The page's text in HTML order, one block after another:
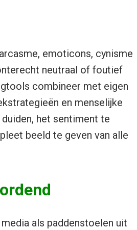
emoticons, cynisme
neutraal of foutief
combineer met eigen
en menselijke
het sentiment te
beeld te geven van alle
als paddenstoelen uit